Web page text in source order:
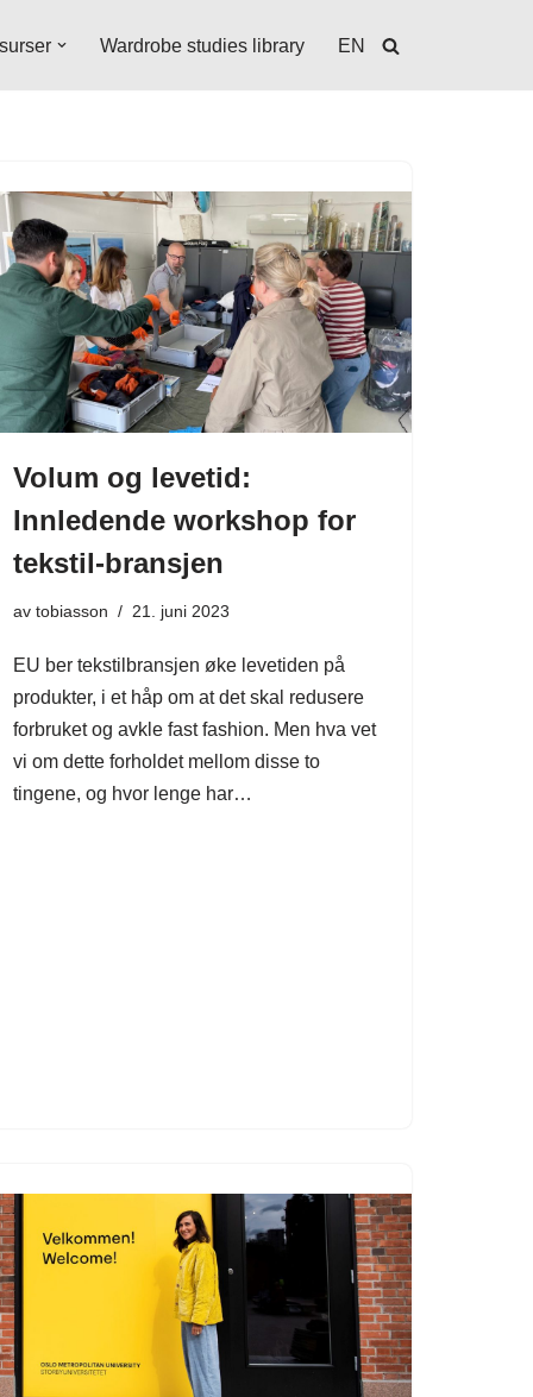
Wardrobe studies library EN
Volum og levetid:
Innledende workshop for
tekstil-bransjen
av tobiasson 21. juni 2023
EU ber tekstilbransjen øke levetiden på
produkter, i et håp om at det skal redusere
forbruket og avkle fast fashion. Men hva vet
vi om dette forholdet mellom disse to
tingene, og hvor lenge har…